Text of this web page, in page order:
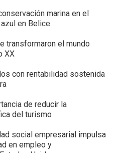
marina en el
en Belice
transformaron el mundo
XX
con rentabilidad sostenida
de reducir la
del turismo
social empresarial impulsa
en empleo y